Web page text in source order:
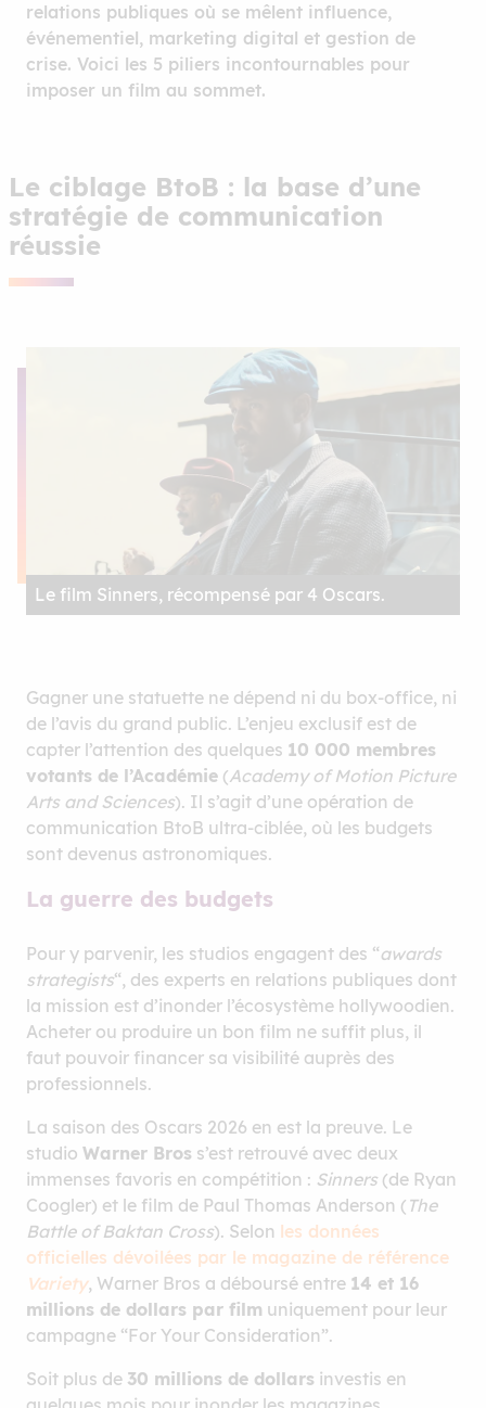
relations publiques où se mêlent influence,
événementiel, marketing digital et gestion de
crise. Voici les 5 piliers incontournables pour
imposer un film au sommet.
Le ciblage BtoB : la base d’une
stratégie de communication
réussie
Le film Sinners, récompensé par 4 Oscars.
Gagner une statuette ne dépend ni du box-office, ni
de l’avis du grand public. L’enjeu exclusif est de
capter l’attention des quelques 10 000 membres
votants de l’Académie (Academy of Motion Picture
Arts and Sciences). Il s’agit d’une opération de
communication BtoB ultra-ciblée, où les budgets
sont devenus astronomiques.
La guerre des budgets
Pour y parvenir, les studios engagent des “awards
strategists“, des experts en relations publiques dont
la mission est d’inonder l’écosystème hollywoodien.
Acheter ou produire un bon film ne suffit plus, il
faut pouvoir financer sa visibilité auprès des
professionnels.
La saison des Oscars 2026 en est la preuve. Le
studio Warner Bros s’est retrouvé avec deux
immenses favoris en compétition : Sinners (de Ryan
Coogler) et le film de Paul Thomas Anderson ( The
Battle of Baktan Cross). Selon les données
officielles dévoilées par le magazine de référence
Variety, Warner Bros a déboursé entre 14 et 16
millions de dollars par film uniquement pour leur
campagne “For Your Consideration”.
Soit plus de 30 millions de dollars investis en